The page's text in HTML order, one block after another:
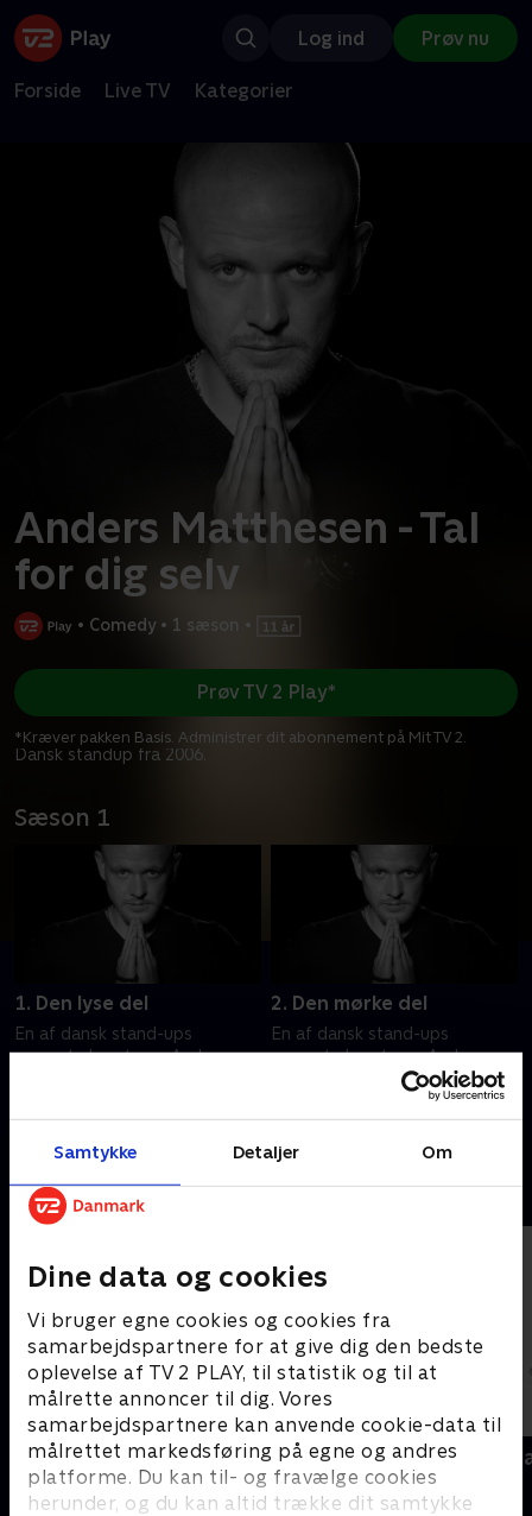
Samtykke Detaljer Om
Dine data og cookies
Vi bruger egne cookies og cookies fra
samarbejdspartnere for at give dig den bedste
oplevelse af TV 2 PLAY, til statistik og til at
målrette annoncer til dig. Vores
samarbejdspartnere kan anvende cookie-data til
målrettet markedsføring på egne og andres
platforme. Du kan til- og fravælge cookies
herunder, og du kan altid trække dit samtykke
Log ind Prøv nu
Forside Live TV Kategorier
Anders Matthesen - Tal
for dig selv
• Comedy • 1 sæson •
Dansk standup fra 2006.
Prøv TV 2 Play*
*Kræver pakken Basis. Administrer dit abonnement på Mit TV 2.
Sæson 1
1. Den lyse del
En af dansk stand-ups
ypperste kunstnere Anders
nuanceret show præget af
humor i højt gear.
2. Den mørke del
En af dansk stand-ups
ypperste kunstnere Anders
"Anden" Matthesen fyrer den
af med et velformuleret og
nuanceret show præget af
humor i højt gear.
Andre så også
Anders Matthesen - SHHH!
Comedy • 1 sæsoner
Mick
Comedy